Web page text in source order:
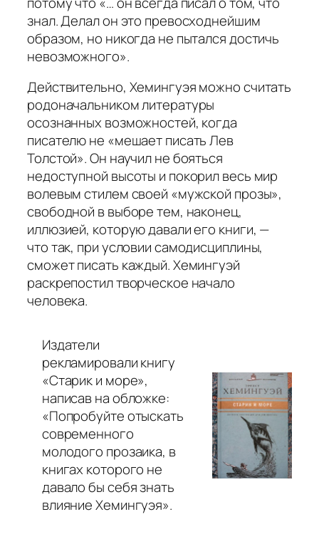
знал. Делал он это превосходнейшим
образом, но никогда не пытался достичь
невозможного».
Действительно, Хемингуэя можно считать
родоначальником литературы
осознанных возможностей, когда
писателю не «мешает писать Лев
Толстой». Он научил не бояться
недоступной высоты и покорил весь мир
волевым стилем своей «мужской прозы»,
свободной в выборе тем, наконец,
иллюзией, которую давали его книги, —
что так, при условии самодисциплины,
сможет писать каждый. Хемингуэй
раскрепостил творческое начало
человека.
Издатели
рекламировали книгу
«Старик и море»,
написав на обложке:
«Попробуйте отыскать
современного
молодого прозаика, в
книгах которого не
давало бы себя знать
влияние Хемингуэя».